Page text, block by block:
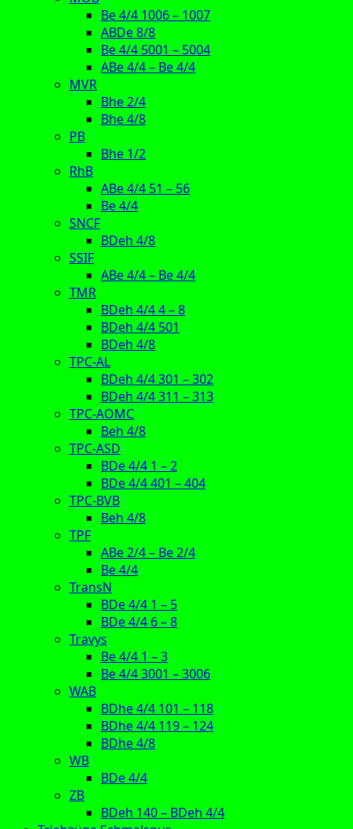
Be 4/4 1006 – 1007
ABDe 8/8
Be 4/4 5001 – 5004
ABe 4/4 – Be 4/4
MVR
Bhe 2/4
Bhe 4/8
PB
Bhe 1/2
RhB
ABe 4/4 51 – 56
Be 4/4
SNCF
BDeh 4/8
SSIF
ABe 4/4 – Be 4/4
TMR
BDeh 4/4 4 – 8
BDeh 4/4 501
BDeh 4/8
TPC-AL
BDeh 4/4 301 – 302
BDeh 4/4 311 – 313
TPC-AOMC
Beh 4/8
TPC-ASD
BDe 4/4 1 – 2
BDe 4/4 401 – 404
TPC-BVB
Beh 4/8
TPF
ABe 2/4 – Be 2/4
Be 4/4
TransN
BDe 4/4 1 – 5
BDe 4/4 6 – 8
Travys
Be 4/4 1 – 3
Be 4/4 3001 – 3006
WAB
BDhe 4/4 101 – 118
BDhe 4/4 119 – 124
BDhe 4/8
WB
BDe 4/4
ZB
BDeh 140 – BDeh 4/4